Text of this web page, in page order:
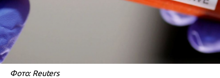
Фото: Reuters